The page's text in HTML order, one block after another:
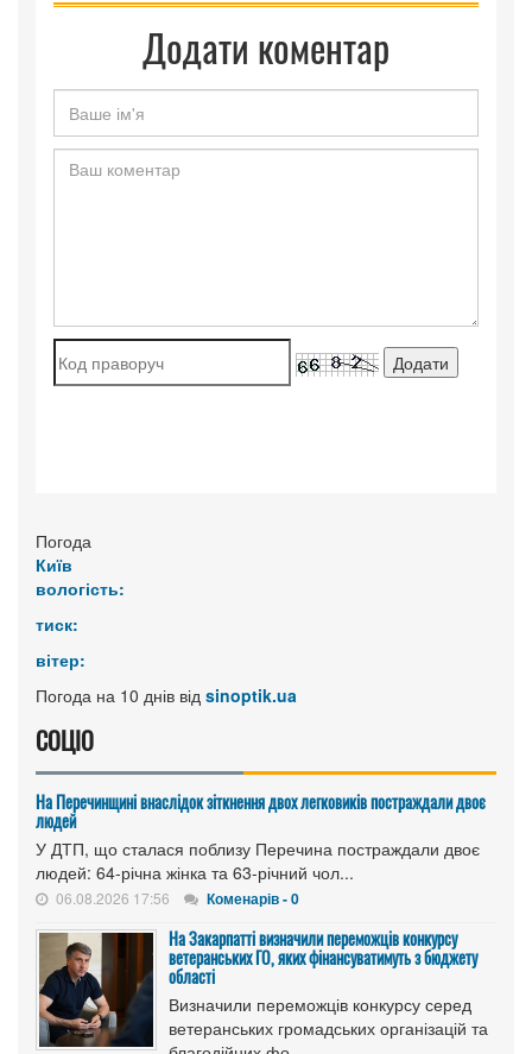
Додати коментар
Погода
Київ
вологість:
тиск:
вітер:
Погода на 10 днів від sinoptik.ua
СОЦІО
На Перечинщині внаслідок зіткнення двох легковиків постраждали двоє
людей
У ДТП, що сталася поблизу Перечина постраждали двоє
людей: 64-річна жінка та 63-річний чол...
06.08.2026 17:56 Коменарів - 0
На Закарпатті визначили переможців конкурсу
ветеранських ГО, яких фінансуватимуть з бюджету
області
Визначили переможців конкурсу серед
ветеранських громадських організацій та